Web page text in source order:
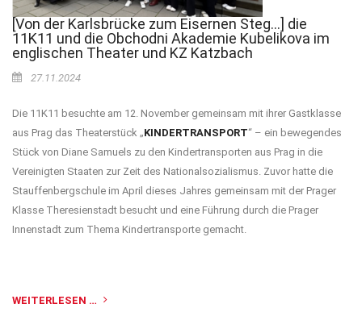
[Von der Karlsbrücke zum Eisernen Steg...] die
11K11 und die Obchodni Akademie Kubelikova im
englischen Theater und KZ Katzbach
27.11.2024
Die 11K11 besuchte am 12. November gemeinsam mit ihrer Gastklasse
aus Prag das Theaterstück „KINDERTRANSPORT“ – ein bewegendes
Stück von Diane Samuels zu den Kindertransporten aus Prag in die
Vereinigten Staaten zur Zeit des Nationalsozialismus. Zuvor hatte die
Stauffenbergschule im April dieses Jahres gemeinsam mit der Prager
Klasse Theresienstadt besucht und eine Führung durch die Prager
Innenstadt zum Thema Kindertransporte gemacht.
WEITERLESEN …